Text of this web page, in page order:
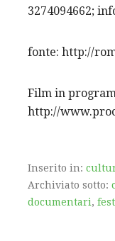
3274094662;
fonte: http://
Film in
http://
Inserito in:
Archiviato sotto:
documentari,